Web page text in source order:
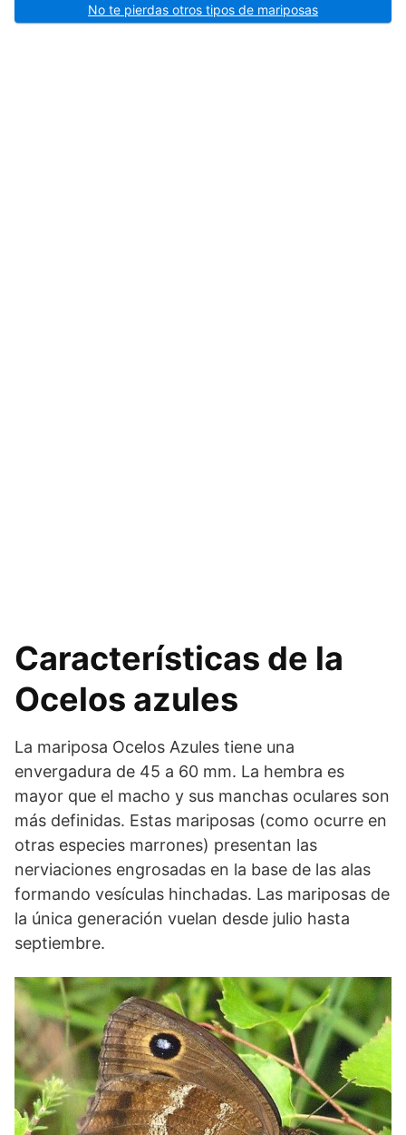
No te pierdas otros tipos de mariposas
Características de la
Ocelos azules
La mariposa Ocelos Azules tiene una
envergadura de 45 a 60 mm. La hembra es
mayor que el macho y sus manchas oculares son
más definidas. Estas mariposas (como ocurre en
otras especies marrones) presentan las
nerviaciones engrosadas en la base de las alas
formando vesículas hinchadas. Las mariposas de
la única generación vuelan desde julio hasta
septiembre.